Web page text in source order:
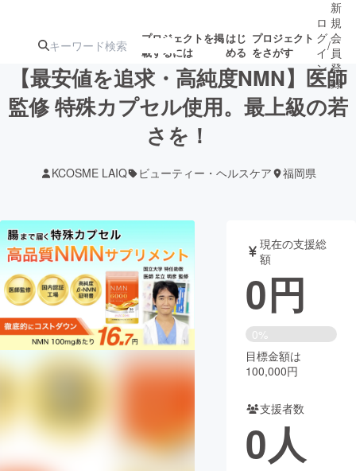
プロジェクトを掲
載するには
はじ
める
プロジェクト
をさがす
注目の新着プロ
募集終了が近いプ
テクノロジー・ガジェット
映像・映画 書籍・雑誌
ビジネス・起業 チャレンジ
まちづくり・地域活性化
CAMPFIRE for Social Good CAMPFIRE Creation
CAMPFIREふるさと納税
コミュニティ
ロ
グ
イ
ン
/
新
規
会
員
登
録
【最安値を追求・高純度NMN】医師
監修 特殊カプセル使用。最上級の若
さを！
KCOSME LAIQ ビューティー・ヘルスケア 福岡県
現在の支援総
額
0円
0%
目標金額は
100,000円
支援者数
0人